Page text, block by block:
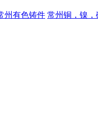
州有色铸件 常州铜，镍，